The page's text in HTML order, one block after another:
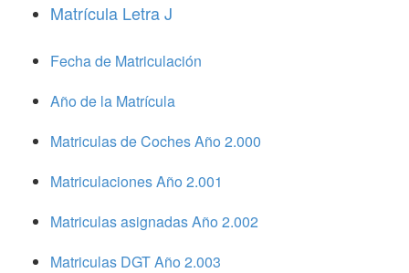
Matrícula Letra J
Fecha de Matriculación
Año de la Matrícula
Matriculas de Coches Año 2.000
Matriculaciones Año 2.001
Matriculas asignadas Año 2.002
Matriculas DGT Año 2.003